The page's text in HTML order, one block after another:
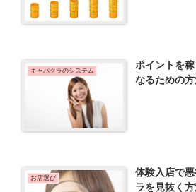
キャバクラのシステム
ポイントを
なるための
お店選び
体験入店で
ラを見抜く